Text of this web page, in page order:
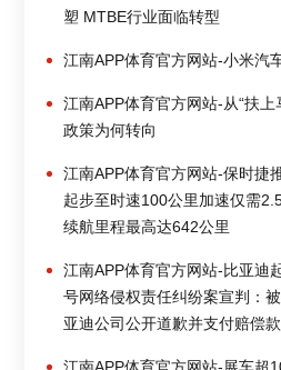
塑 MTBE行业面临转型
江南APP体育官方网站-小米汽
江南APP体育官方网站-从“扶上
政策为何转向
江南APP体育官方网站-保时捷
起步至时速100公里加速仅需
续航里程最高达642公里
江南APP体育官方网站-比亚迪
号网络侵权责任纠纷案宣判：
亚迪公司公开道歉并支付赔偿